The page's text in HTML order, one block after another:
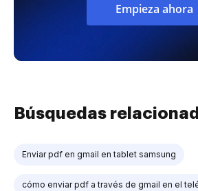
Empieza ahora
Búsquedas
Enviar pdf en gmail en tablet samsung
cómo enviar pdf a través de gmail en el